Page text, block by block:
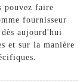
pouvez faire
fournisseur
aujourd'hui
et sur la manière